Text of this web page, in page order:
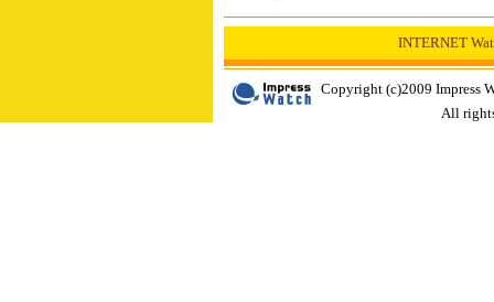
INTERNET
Copyright (c)2009 Impress
All